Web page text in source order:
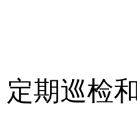
定期巡检